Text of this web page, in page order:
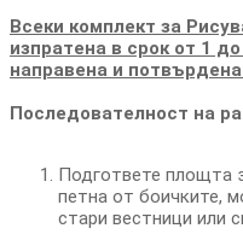
Всеки комплект за
изпратена в срок от 1
направена и
Последователност на
Подгответе площта
петна от боичките,
стари вестници или